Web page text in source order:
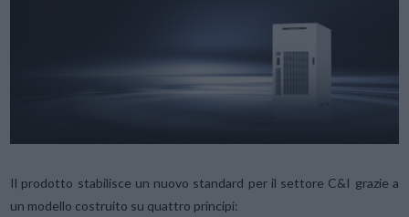
Il prodotto stabilisce un nuovo standard per il settore C&I grazie a
un modello costruito su quattro principi: